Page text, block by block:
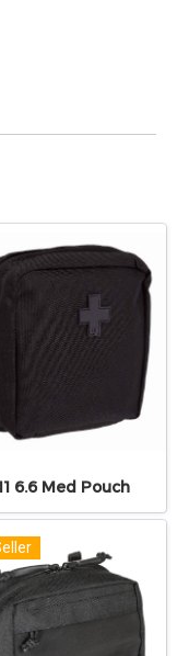
6.6 Med Pouch